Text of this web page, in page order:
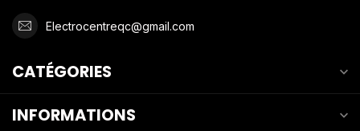
Electrocentreqc@gmail.com
CATÉGORIES
INFORMATIONS